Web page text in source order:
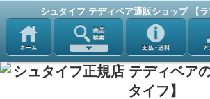
シュタイフ テディベア通販ショップ 【ラ